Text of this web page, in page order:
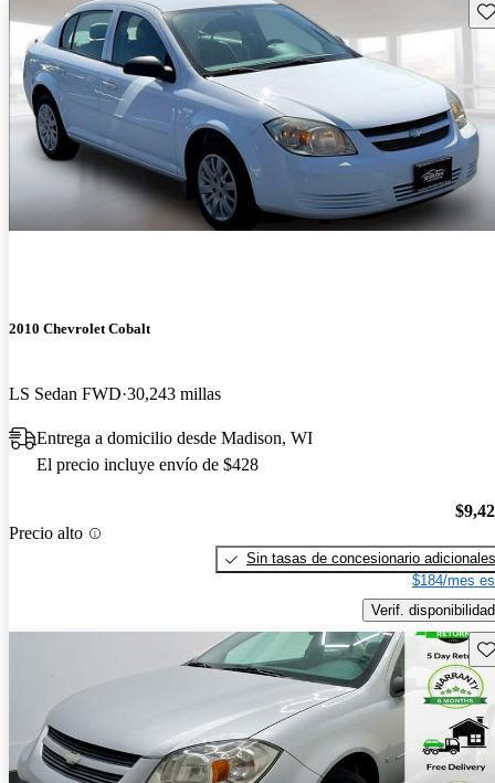
2010 Chevrolet Cobalt
LS Sedan FWD 30,243 millas
Entrega a domicilio desde Madison, WI
El precio incluye envío de $428
Precio alto
Sin tasas de concesionario adicionales
$184/mes
Verif. disponibilidad